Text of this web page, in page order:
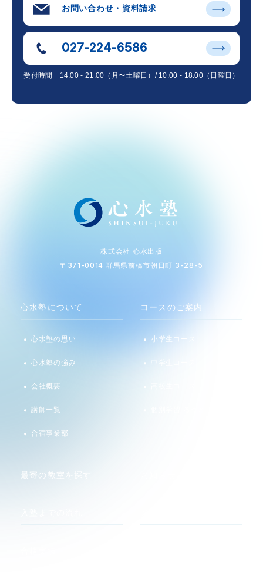
お問い合わせ・資料請求
027-224-6586
受付時間 14:00 - 21:00（月〜土曜日）/ 10:00 - 18:00（日曜日）
株式会社 心水出版
〒371-0014 群馬県前橋市朝日町 3-28-5
心水塾について
心水塾の思い
心水塾の強み
会社概要
講師一覧
合宿事業部
コースのご案内
小学生コース
中学生コース
最寄の教室を探す